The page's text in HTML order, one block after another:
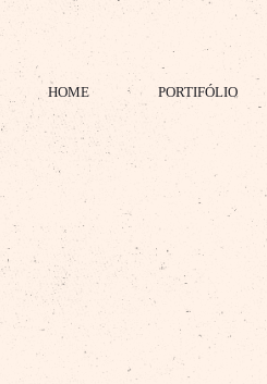
HOME PORTIFÓLIO